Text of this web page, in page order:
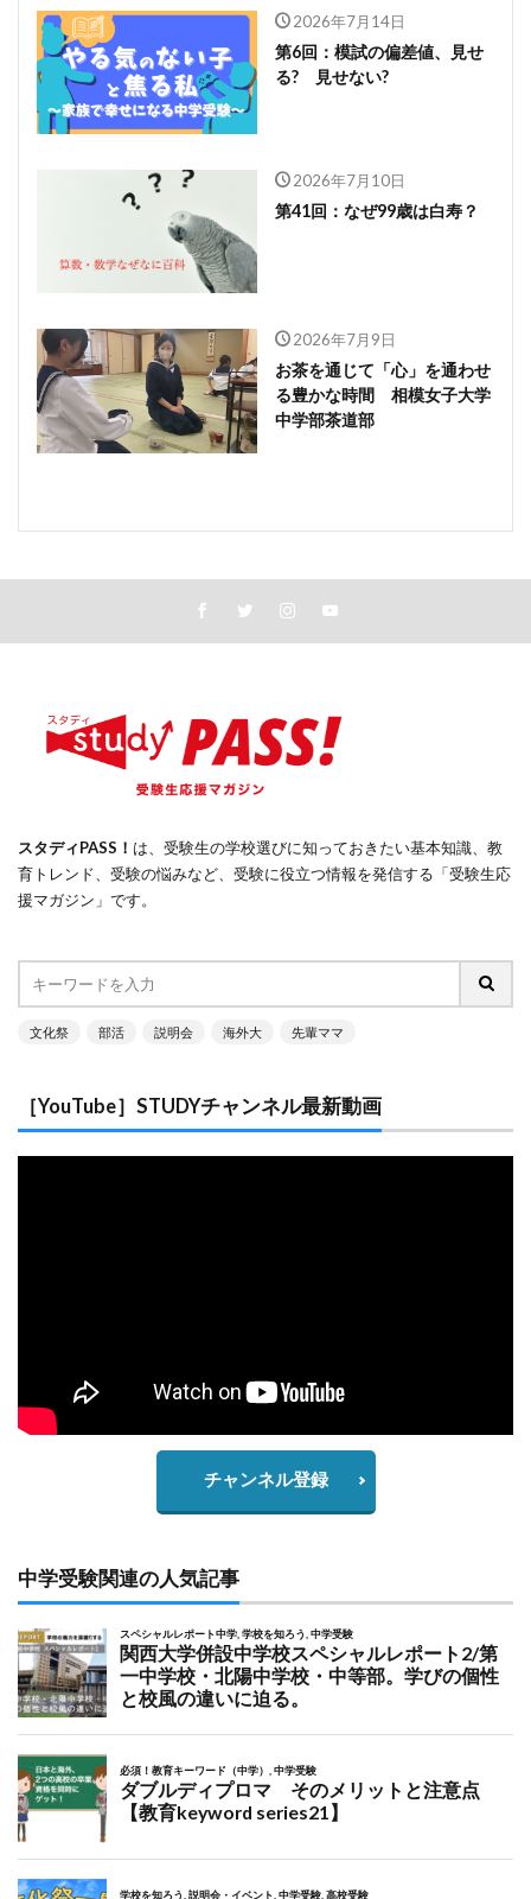
2026年7月14日
第6回：模試の偏差値、見せ
る? 見せない?
2026年7月10日
第41回：なぜ99歳は白寿？
2026年7月9日
お茶を通じて「心」を通わせ
る豊かな時間 相模女子大学
中学部茶道部
スタディPASS！ は、受験生の学校選びに知っておきたい基本知識、教
育トレンド、受験の悩みなど、受験に役立つ情報を発信する「受験生応
援マガジン」です。
文化祭 部活 説明会 海外大 先輩ママ
［YouTube］STUDYチャンネル最新動画
チャンネル登録
中学受験関連の人気記事